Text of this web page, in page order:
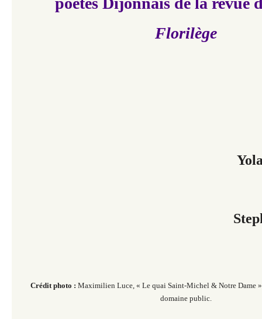
Florilège
Crédit photo : Maximilien Luce, « Le quai Saint-Michel & Notre Dame
domaine public.